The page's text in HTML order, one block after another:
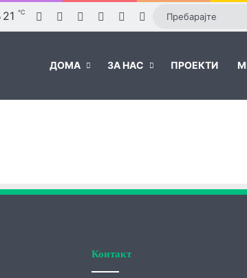
21 ℃ FacebookYouTubeInstagram
TikTokLog InSidebar
ДОМА ЗА НАС ПРОЕКТИ
Контакт